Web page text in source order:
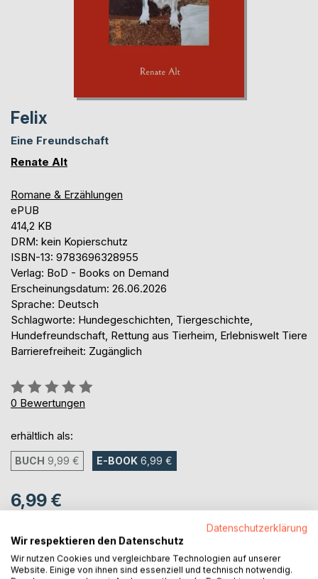
Felix
Eine Freundschaft
Renate Alt
Romane & Erzählungen
ePUB
414,2 KB
DRM: kein Kopierschutz
ISBN-13: 9783696328955
Verlag: BoD - Books on Demand
Erscheinungsdatum: 26.06.2026
Sprache: Deutsch
Schlagworte: Hundegeschichten, Tiergeschichte,
Hundefreundschaft, Rettung aus Tierheim, Erlebniswelt Tiere
Barrierefreiheit: Zugänglich
Bewertung::
0%
0 Bewertungen
erhältlich als:
BUCH 9,99 € E-BOOK 6,99 €
6,99 €
Datenschutzerklärung
Wir respektieren den Datenschutz
Wir nutzen Cookies und vergleichbare Technologien auf unserer
Website. Einige von ihnen sind essenziell und technisch notwendig.